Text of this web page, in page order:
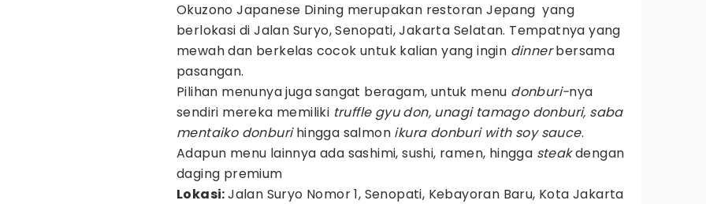
Okuzono Japanese Dining merupakan restoran Jepang yang
berlokasi di Jalan Suryo, Senopati, Jakarta Selatan. Tempatnya yang
mewah dan berkelas cocok untuk kalian yang ingin dinnerbersama
pasangan.
Pilihan menunya juga sangat beragam, untuk menu donburi-nya
sendiri mereka memiliki truffle gyu don, unagi tamago donburi, saba
mentaiko donburihingga salmon ikura donburi with soy sauce.
Adapun menu lainnya ada sashimi, sushi, ramen, hingga steakdengan
daging premium
Lokasi:Jalan Suryo Nomor 1, Senopati, Kebayoran Baru, Kota Jakarta